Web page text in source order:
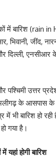
बारिश (rain in
भिवानी, जींद,
दिल्ली,
उत्तर
के आसपास के
भी बारिश हो
गया है।
होगी बारिश